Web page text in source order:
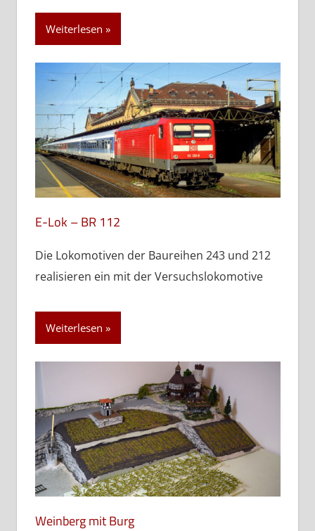
Weiterlesen
E-Lok – BR 112
Die Lokomotiven der Baureihen 243 und 212
realisieren ein mit der Versuchslokomotive
Weiterlesen
Weinberg mit Burg